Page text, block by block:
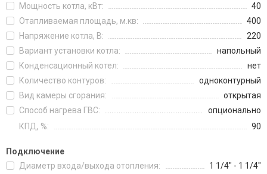
Мощность котла, кВт:
40
Отапливаемая площадь, м.кв:
400
Напряжение котла, В:
220
Вариант установки котла:
напольный
Конденсационный котел:
нет
Количество контуров:
одноконтурный
Вид камеры сгорания:
открытая
Способ нагрева ГВС:
опционально
КПД, %:
90
Подключение
Диаметр входа/выхода отопления:
1 1/4" - 1 1/4"